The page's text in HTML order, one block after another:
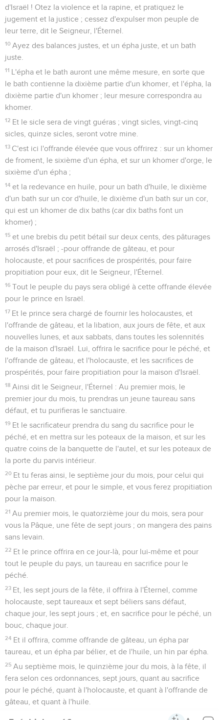
d'Israël ! Otez la violence et la rapine, et pratiquez le
jugement et la justice ; cessez d'expulser mon peuple de
leur terre, dit le Seigneur, l'Éternel.
10 Ayez des balances justes, et un épha juste, et un bath
juste.
11 L'épha et le bath auront une même mesure, en sorte que
le bath contienne la dixième partie d'un khomer, et l'épha, la
dixième partie d'un khomer ; leur mesure correspondra au
khomer.
12 Et le sicle sera de vingt guéras ; vingt sicles, vingt-cinq
sicles, quinze sicles, seront votre mine.
13 C'est ici l'offrande élevée que vous offrirez : sur un khomer
de froment, le sixième d'un épha, et sur un khomer d'orge, le
sixième d'un épha ;
14 et la redevance en huile, pour un bath d'huile, le dixième
d'un bath sur un cor d'huile, le dixième d'un bath sur un cor,
qui est un khomer de dix baths (car dix baths font un
khomer) ;
15 et une brebis du petit bétail sur deux cents, des pâturages
arrosés d'Israël ; -pour offrande de gâteau, et pour
holocauste, et pour sacrifices de prospérités, pour faire
propitiation pour eux, dit le Seigneur, l'Éternel.
16 Tout le peuple du pays sera obligé à cette offrande élevée
pour le prince en Israël.
17 Et le prince sera chargé de fournir les holocaustes, et
l'offrande de gâteau, et la libation, aux jours de fête, et aux
nouvelles lunes, et aux sabbats, dans toutes les solennités
de la maison d'Israël. Lui, offrira le sacrifice pour le péché, et
l'offrande de gâteau, et l'holocauste, et les sacrifices de
prospérités, pour faire propitiation pour la maison d'Israël.
18 Ainsi dit le Seigneur, l'Éternel : Au premier mois, le
premier jour du mois, tu prendras un jeune taureau sans
défaut, et tu purifieras le sanctuaire.
19 Et le sacrificateur prendra du sang du sacrifice pour le
péché, et en mettra sur les poteaux de la maison, et sur les
quatre coins de la banquette de l'autel, et sur les poteaux de
la porte du parvis intérieur.
20 Et tu feras ainsi, le septième jour du mois, pour celui qui
pèche par erreur, et pour le simple, et vous ferez propitiation
pour la maison.
21 Au premier mois, le quatorzième jour du mois, sera pour
vous la Pâque, une fête de sept jours ; on mangera des pains
sans levain.
22 Et le prince offrira en ce jour-là, pour lui-même et pour
tout le peuple du pays, un taureau en sacrifice pour le
péché.
23 Et, les sept jours de la fête, il offrira à l'Éternel, comme
holocauste, sept taureaux et sept béliers sans défaut,
chaque jour, les sept jours ; et, en sacrifice pour le péché, un
bouc, chaque jour.
24 Et il offrira, comme offrande de gâteau, un épha par
taureau, et un épha par bélier, et de l'huile, un hin par épha.
25 Au septième mois, le quinzième jour du mois, à la fête, il
fera selon ces ordonnances, sept jours, quant au sacrifice
pour le péché, quant à l'holocauste, et quant à l'offrande de
gâteau, et quant à l'huile.